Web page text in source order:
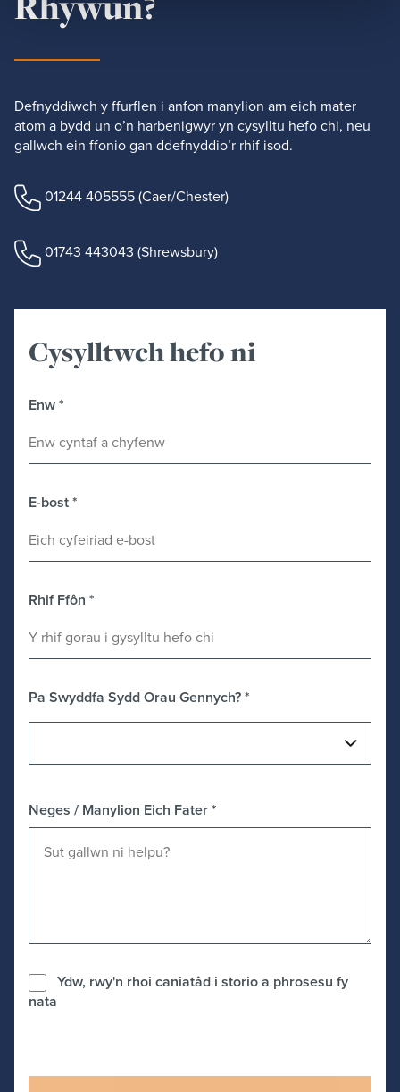
Defnyddiwch y ffurflen i anfon manylion am eich mater
atom a bydd un o’n harbenigwyr yn cysylltu hefo chi, neu
gallwch ein ffonio gan ddefnyddio’r rhif isod.
01244 405555(Caer/Chester)
01743 443043 (Shrewsbury)
Cysylltwch hefo ni
Enw*
E-bost*
Rhif Ffôn *
Pa Swyddfa Sydd Orau Gennych?*
Neges / Manylion Eich Fater*
Ydw, rwy'n rhoi caniatâd i storio a phrosesu fy
nata